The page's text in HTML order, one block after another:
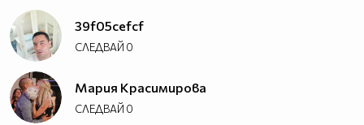
39f05cefcf
СЛЕДВАЙ 0
Мария Красимирова
СЛЕДВАЙ 0